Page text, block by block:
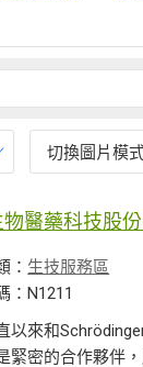
切換圖片模
醫藥科技股
： 生技服務區
：N1211
以來和
緊密的合作夥伴